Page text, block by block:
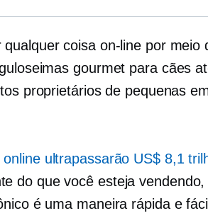
qualquer coisa on-line por meio
gourmet para cães
proprietários de pequenas
online ultrapassarão US$ 8,1
do que você esteja
é uma maneira rápida e